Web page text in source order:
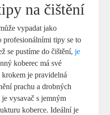
na čištění
vypadat jako
profesionálními tipy se to
se pustíme do čištění,je
koberec má své
je pravidelná
prachu a drobných
vysavač s jemným
koberce. Ideální je